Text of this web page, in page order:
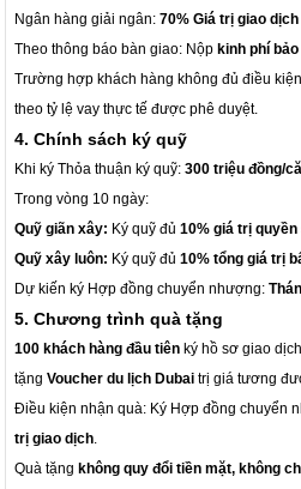
Ngân hàng giải ngân:70% Giá trị giao dịch
Theo thông báo bàn giao: Nộp kinh phí
Trường hợp khách hàng không đủ điều
theo tỷ lệ vay thực tế được phê duyệt.
4. Chính sách ký quỹ
Khi ký Thỏa thuận ký quỹ:300 triệu đồng/
Trong vòng 10 ngày:
Quỹ giãn xây: Ký quỹ đủ10% giá trị
Quỹ xây luôn: Ký quỹ đủ10% tổng giá trị
Dự kiến ký Hợp đồng chuyển nhượng:
5. Chương trình quà tặng
100 khách hàng đầu tiên ký hồ sơ giao
tặngVoucher du lịch Dubai trị giá tương
Điều kiện nhận quà: Ký Hợp đồng chuyển
trị giao dịch.
Quà tặng không quy đổi tiền mặt, không